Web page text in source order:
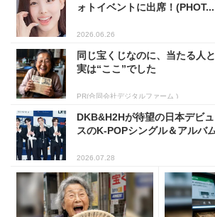
ォトイベントに出席！(PHOT...
2026.06.26
同じ宝くじなのに、当たる人
実は“ここ”でした
PR(合同会社デジタルファーム )
DKB&H2Hが待望の日本デビ
スのK-POPシングル＆アルバ
2026.07.28